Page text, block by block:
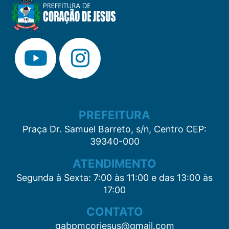
PREFEITURA
Praça Dr. Samuel Barreto, s/n, Centro CEP:
39340-000
ATENDIMENTO
Segunda à Sexta: 7:00 às 11:00 e das 13:00 às
17:00
CONTATO
gabpmcorjesus@gmail.com